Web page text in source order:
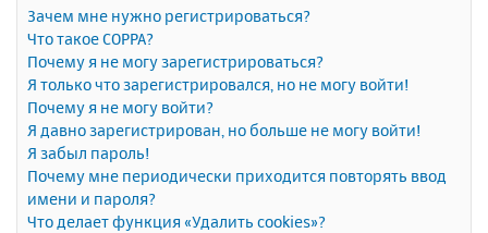
Зачем мне нужно регистрироваться?
Что такое COPPA?
Почему я не могу зарегистрироваться?
Я только что зарегистрировался, но не могу войти!
Почему я не могу войти?
Я давно зарегистрирован, но больше не могу войти!
Я забыл пароль!
Почему мне периодически приходится повторять ввод
имени и пароля?
Что делает функция «Удалить cookies»?